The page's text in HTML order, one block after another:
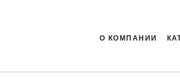
О КОМПАНИИ